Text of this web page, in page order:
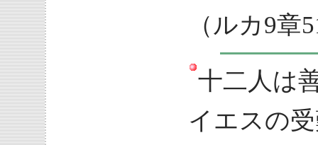
（ルカ9章
十二人は
イエスの